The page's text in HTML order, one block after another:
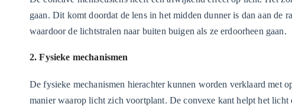
gaan. Dit komt doordat de lens in het midden dunner is dan aan de
waardoor de lichtstralen naar buiten buigen als ze erdoorheen gaan.
2. Fysieke mechanismen
De fysieke mechanismen hierachter kunnen worden verklaard met
manier waarop licht zich voortplant. De convexe kant helpt het